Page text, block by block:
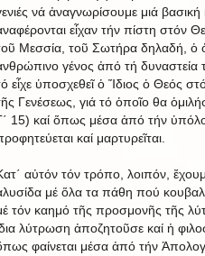
νά ἀναγνωρίσουμε μιά
εἶχαν τήν πίστη στόν
Μεσσία, τοῦ Σωτήρα δηλαδή, ὁ
γένος ἀπό τή
εἶχε ὑποσχεθεῖ ὁ Ἴδιος ὁ Θεός
Γενέσεως, γιά τό ὁποῖο θα
15) καί ὅπως μέσα ἀπό τήν
καί μαρτυρεῖται.
αὐτόν τόν τρόπο, λοιπόν,
μέ ὅλα τα πάθη πού
τόν καημό τῆς προσμονῆς τῆς
λύτρωση ἀποζητοῦσε καί ἡ
φαίνεται μέσα ἀπό τήν